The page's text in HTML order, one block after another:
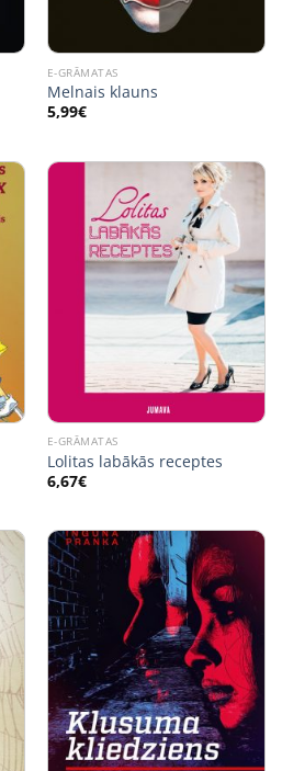
E-GRĀMATAS
Melnais klauns
5,99€
E-GRĀMATAS
Lolitas labākās receptes
6,67€